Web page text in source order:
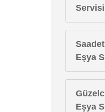
Servisi
Eşya
Eşya